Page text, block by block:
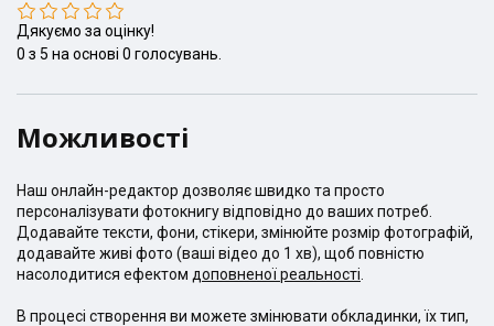
для відображення єдності поколінь — від щирих усмішок дітей
до мудрих поглядів дідуся й бабусі. Це не просто набір знімків,
а справжня візуальна історія про «моменти, що єднають нас»,
сонячні дні, коли ви були по-справжньому щасливі разом. Така
атмосферу вашої близькості на довгі роки.
Дякуємо за оцінку!
0 з 5 на основі 0 голосувань.
Можливості
Наш онлайн-редактор дозволяє швидко та просто
персоналізувати фотокнигу відповідно до ваших потреб.
Додавайте тексти, фони, стікери, змінюйте розмір фотографій,
додавайте живі фото (ваші відео до 1 хв), щоб повністю
насолодитися ефектом доповненої реальності
В процесі створення ви можете змінювати обкладинки, їх тип,